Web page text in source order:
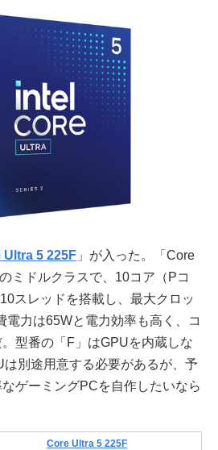
Ultra 5 225F 」が入った。「Core
ミドルクラスで、10コア（Pコ
スレッドを搭載し、最大クロッ
電力は65Wと電力効率も高く、コ
型番の「F」はGPUを内蔵しな
別途用意する必要があるが、予
ゲーミングPCを自作したいなら
Core Ultra 5 225F